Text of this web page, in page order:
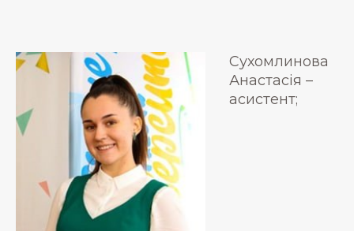
Сухомлинова
Анастасія –
асистент;